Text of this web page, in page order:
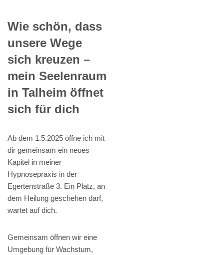
Wie schön, dass
unsere Wege
sich kreuzen –
mein Seelenraum
in Talheim öffnet
sich für dich
Ab dem 1.5.2025 öffne ich mit
dir gemeinsam ein neues
Kapitel in meiner
Hypnosepraxis in der
Egertenstraße 3. Ein Platz, an
dem Heilung geschehen darf,
wartet auf dich.
Gemeinsam öffnen wir eine
Umgebung für Wachstum,